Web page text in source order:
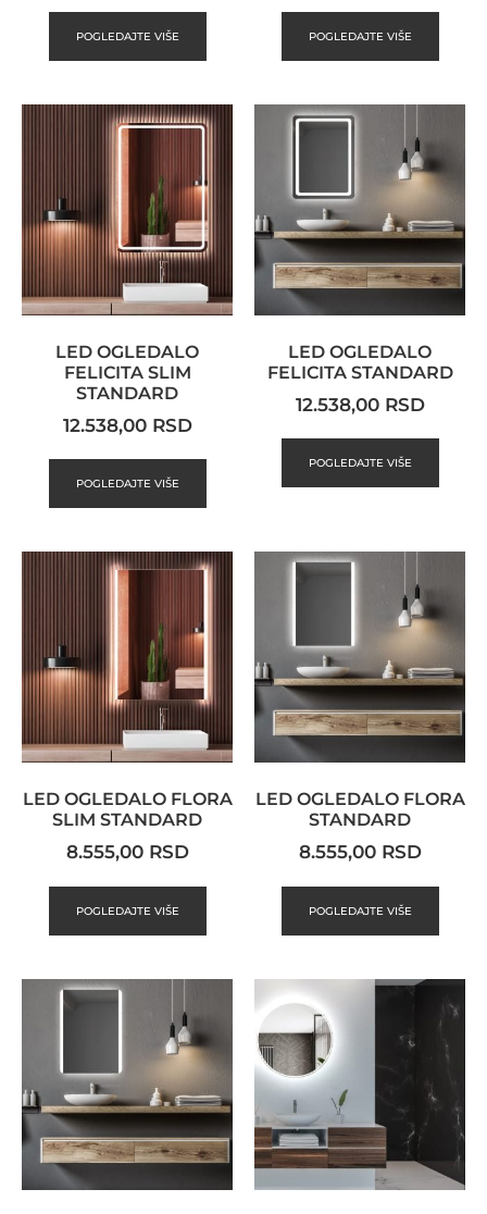
POGLEDAJTE VIŠE POGLEDAJTE VIŠE
LED OGLEDALO
FELICITA SLIM
STANDARD
12.538,00 RSD
POGLEDAJTE VIŠE
LED OGLEDALO
FELICITA STANDARD
12.538,00 RSD
POGLEDAJTE VIŠE
LED OGLEDALO FLORA
SLIM STANDARD
8.555,00 RSD
POGLEDAJTE VIŠE
LED OGLEDALO FLORA
STANDARD
8.555,00 RSD
POGLEDAJTE VIŠE